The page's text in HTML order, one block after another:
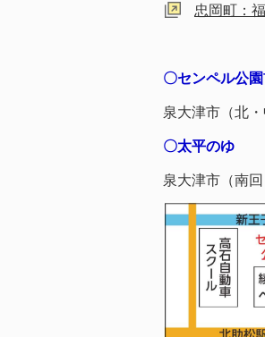
忠岡町：
〇センペル公
泉大津市（北
〇太平のゆ
泉大津市（南